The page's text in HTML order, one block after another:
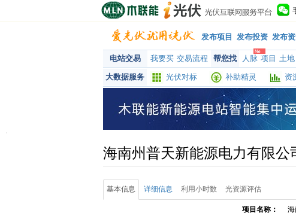
发布项目 发布投资 发布
电站交易 我要买 交易流程 帮您找 人脉 项目 土地
大数据服务 光伏对标 补助精灵 资
海南州普天新能源电力有限公
基本信息 详细信息 利用小时数 光资源评估
项目名称：